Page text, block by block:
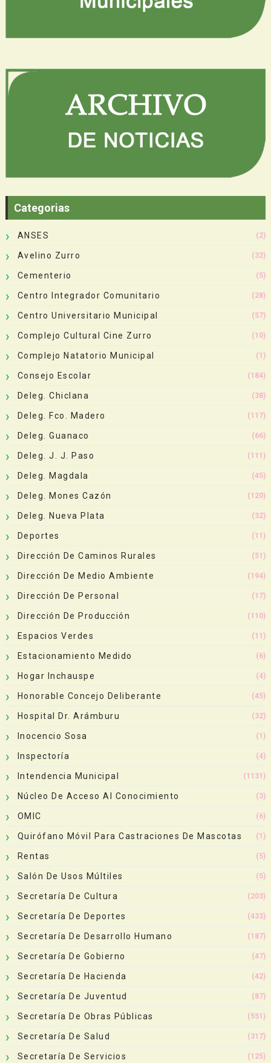
Categorias
ANSES (2)
Avelino Zurro (32)
Cementerio (5)
Centro Integrador Comunitario (28)
Centro Universitario Municipal (57)
Complejo Cultural Cine Zurro (10)
Complejo Natatorio Municipal (1)
Consejo Escolar (184)
Deleg. Chiclana (38)
Deleg. Fco. Madero (117)
Deleg. Guanaco (66)
Deleg. J. J. Paso (111)
Deleg. Magdala (45)
Deleg. Mones Cazón (120)
Deleg. Nueva Plata (32)
Deportes (11)
Dirección De Caminos Rurales (51)
Dirección De Medio Ambiente (194)
Dirección De Personal (17)
Dirección De Producción (110)
Espacios Verdes (11)
Estacionamiento Medido (6)
Hogar Inchauspe (4)
Honorable Concejo Deliberante (45)
Hospital Dr. Arámburu (32)
Inocencio Sosa (1)
Inspectoría (4)
Intendencia Municipal (1131)
Núcleo De Acceso Al Conocimiento (3)
OMIC (6)
Quirófano Móvil Para Castraciones De Mascotas (1)
Rentas (5)
Salón De Usos Múltiles (5)
Secretaría De Cultura (203)
Secretaría De Deportes (433)
Secretaría De Desarrollo Humano (187)
Secretaría De Gobierno (47)
Secretaría De Hacienda (42)
Secretaría De Juventud (87)
Secretaría De Obras Públicas (551)
Secretaría De Salud (317)
Secretaría De Servicios (125)